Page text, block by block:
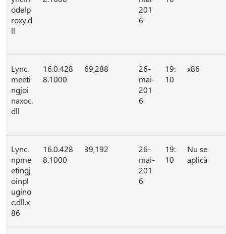
odelp
roxy.d
ll
201
6
Lync.
meeti
ngjoi
naxoc.
dll
16.0.428
8.1000
69,288
26-
mai-
201
6
19:
10
x86
Lync.
npme
etingj
oinpl
ugino
c.dll.x
86
16.0.428
8.1000
39,192
26-
mai-
201
6
19:
10
Nu se
aplică